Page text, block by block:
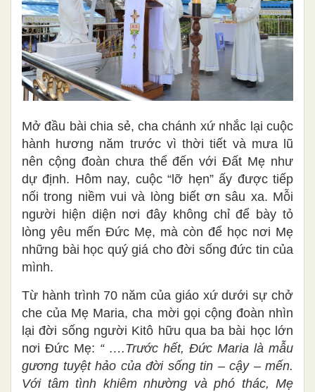
Mở đầu bài chia sẻ, cha chánh xứ nhắc lại cuộc
hành hương năm trước vì thời tiết và mưa lũ
nên cộng đoàn chưa thể đến với Đất Mẹ như
dự định. Hôm nay, cuộc “lỡ hẹn” ấy được tiếp
nối trong niềm vui và lòng biết ơn sâu xa. Mỗi
người hiện diện nơi đây không chỉ để bày tỏ
lòng yêu mến Đức Mẹ, mà còn để học nơi Mẹ
những bài học quý giá cho đời sống đức tin của
mình.
Từ hành trình 70 năm của giáo xứ dưới sự chở
che của Mẹ Maria, cha mời gọi cộng đoàn nhìn
lại đời sống người Kitô hữu qua ba bài học lớn
nơi Đức Mẹ: “ ….Trước hết, Đức Maria là mẫu
gương tuyệt hảo của đời sống tin – cậy – mến.
Với tâm tình khiêm nhường và phó thác, Mẹ